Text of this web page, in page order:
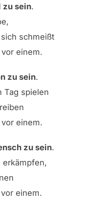
zu sein.
schmeißt
einem.
zu sein.
Tag spielen
einem.
zu sein.
erkämpfen,
einem.